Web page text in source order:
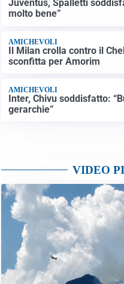
Juventus, Spalletti
molto bene”
AMICHEVOLI
Il Milan crolla contro il
sconfitta per Amorim
AMICHEVOLI
Inter, Chivu soddisfatto:
gerarchie”
VIDEO